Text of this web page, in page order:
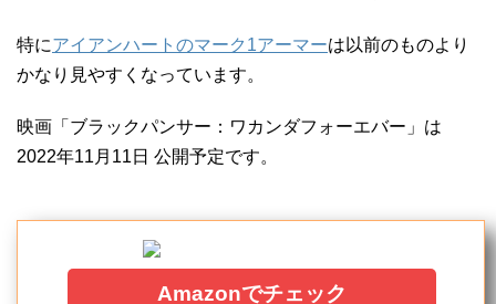
特にアイアンハートのマーク1アーマーは以前のものより
かなり見やすくなっています。
映画「ブラックパンサー：ワカンダフォーエバー」は
2022年11月11日 公開予定です。
Amazonでチェック